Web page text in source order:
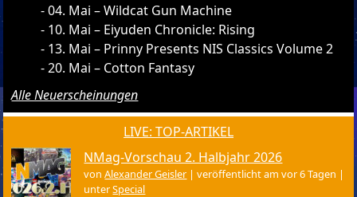
04. Mai – Wildcat Gun Machine
10. Mai – Eiyuden Chronicle: Rising
13. Mai – Prinny Presents NIS Classics Volume 2
20. Mai – Cotton Fantasy
Alle Neuerscheinungen
LIVE: TOP-ARTIKEL
NMag-Vorschau 2. Halbjahr 2026
vonAlexander Geisler |veröffentlicht am vor 6 Tagen |
unterSpecial